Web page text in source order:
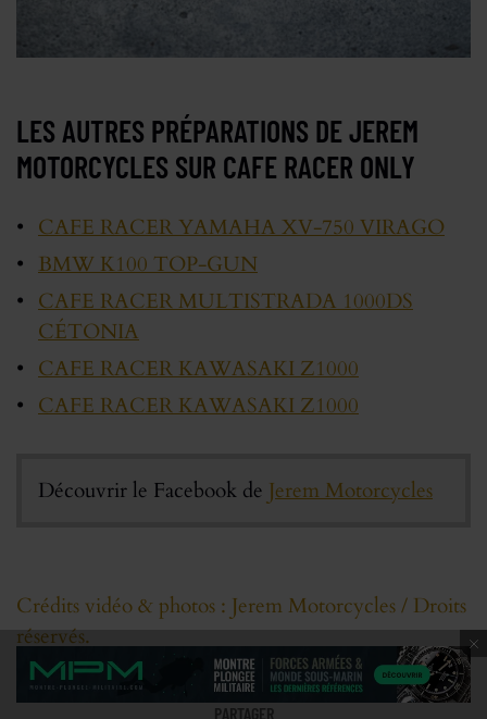
LES AUTRES PRÉPARATIONS DE JEREM
MOTORCYCLES SUR CAFE RACER ONLY
CAFE RACER YAMAHA XV-750 VIRAGO
BMW K100 TOP-GUN
CAFE RACER MULTISTRADA 1000DS
CÉTONIA
CAFE RACER KAWASAKI Z1000
CAFE RACER KAWASAKI Z1000
Découvrir le Facebook de Jerem Motorcycles
Crédits vidéo & photos : Jerem Motorcycles / Droits
réservés.
PARTAGER